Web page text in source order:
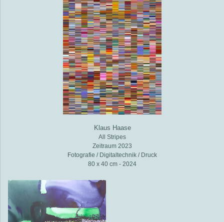
Klaus Haase
All Stripes
Zeitraum 2023
Fotografie / Digitaltechnik / Druck
80 x 40 cm - 2024